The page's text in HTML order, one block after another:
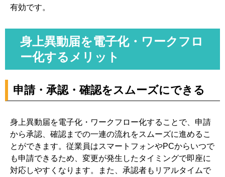
有効です。
身上異動届を電子化・ワークフロ
ー化するメリット
申請・承認・確認をスムーズにできる
身上異動届を電子化・ワークフロー化することで、申請
から承認、確認までの一連の流れをスムーズに進めるこ
とができます。従業員はスマートフォンやPCからいつで
も申請できるため、変更が発生したタイミングで即座に
対応しやすくなります。また、承認者もリアルタイムで